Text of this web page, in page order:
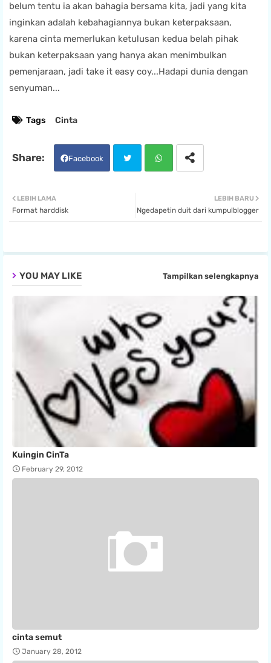
belum tentu ia akan bahagia bersama kita, jadi yang kita
inginkan adalah kebahagiannya bukan keterpaksaan,
karena cinta memerlukan ketulusan kedua belah pihak
bukan keterpaksaan yang hanya akan menimbulkan
pemenjaraan, jadi take it easy coy...Hadapi dunia dengan
senyuman...
Tags Cinta
Facebook
tsa
LEBIH BARU
Ngedapetin duit dari kumpulblogger
LEBIH LAMA
Format harddisk
YOU MAY LIKE Tampilkan selengkapnya
Kuingin CinTa
February 29, 2012
cinta semut
January 28, 2012